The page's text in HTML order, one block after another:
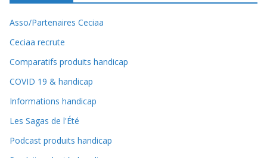
Asso/Partenaires Ceciaa
Ceciaa recrute
Comparatifs produits handicap
COVID 19 & handicap
Informations handicap
Les Sagas de l'Été
Podcast produits handicap